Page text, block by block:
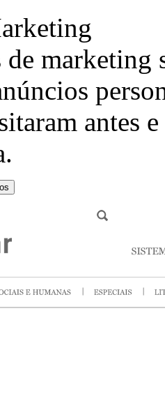
marketing
antes